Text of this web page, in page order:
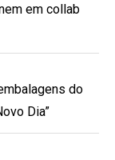
em collab
do
Dia”